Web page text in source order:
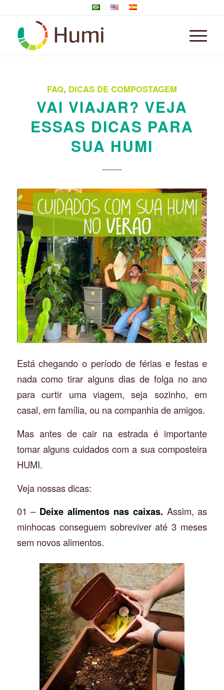
FAQ, DICAS DE COMPOSTAGEM
VAI VIAJAR? VEJA
ESSAS DICAS PARA
SUA HUMI
Está chegando o período de férias e festas e
nada como tirar alguns dias de folga no ano
para curtir uma viagem, seja sozinho, em
casal, em família, ou na companhia de amigos.
Mas antes de cair na estrada é importante
tomar alguns cuidados com a sua composteira
HUMI.
Veja nossas dicas:
01 – Deixe alimentos nas caixas. Assim, as
minhocas conseguem sobreviver até 3 meses
sem novos alimentos.